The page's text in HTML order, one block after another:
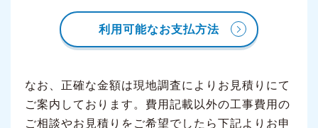
利用可能なお支払方法
なお、正確な金額は現地調査によりお見積りにて
ご案内しております。費用記載以外の工事費用の
ご相談やお見積りをご希望でしたら下記よりお申